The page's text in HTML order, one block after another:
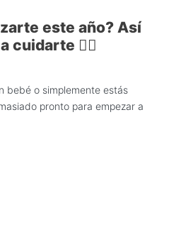
este año? Así
cuidarte 👇🏼
bebé o simplemente estás
pronto para empezar a